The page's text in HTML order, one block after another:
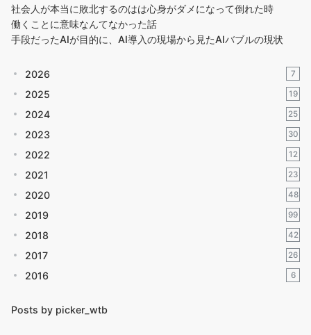
社会人が本当に敗北するのはは心身がダメになって倒れた時
働くことに意味なんてなかった話
手段だったAIが目的に、AI導入の現場から見たAIバブルの現状
2026 7
2025 19
2024 25
2023 30
2022 12
2021 23
2020 48
2019 99
2018 42
2017 26
2016 6
Posts by picker_wtb